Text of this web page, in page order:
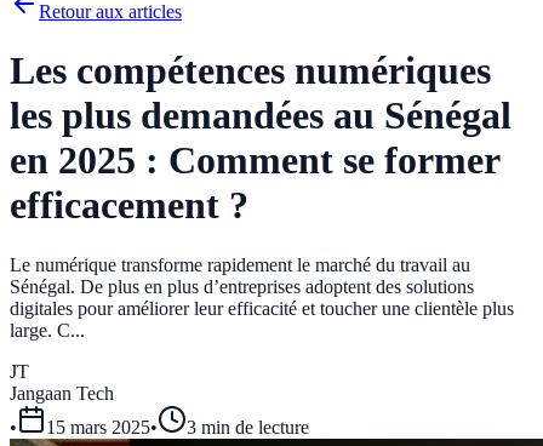
Retour aux articles
Les compétences numériques
les plus demandées au Sénégal
en 2025 : Comment se former
efficacement ?
Le numérique transforme rapidement le marché du travail au
Sénégal. De plus en plus d’entreprises adoptent des solutions
digitales pour améliorer leur efficacité et toucher une clientèle plus
large. C...
JT
Jangaan Tech
•
15 mars 2025• 3 min de lecture